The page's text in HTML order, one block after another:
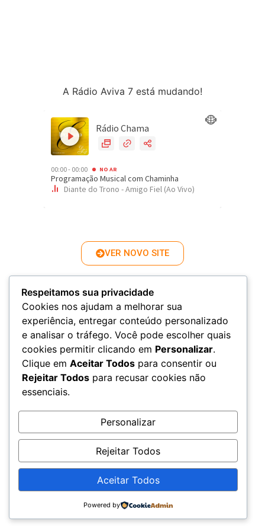
A Rádio Aviva 7 está mudando!
VER NOVO SITE
© 2026 – Rádio Chama - CNPJ: 20.679.360/0001-79
Respeitamos sua privacidade
Cookies nos ajudam a melhorar sua
experiência, entregar conteúdo personalizado
e analisar o tráfego. Você pode escolher quais
cookies permitir clicando em Personalizar.
Clique em Aceitar Todos para consentir ou
Rejeitar Todos para recusar cookies não
essenciais.
Personalizar
Rejeitar Todos
Aceitar Todos
Powered by